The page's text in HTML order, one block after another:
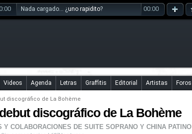
Nada cargado... ¿uno rapidito? 00:00
Videos Agenda Letras Graffitis Editorial Artistas Foros
discográfico de La Bohème
discográfico de La Bohème
Y COLABORACIONES DE SUITE SOPRANO Y CHINA PATINO